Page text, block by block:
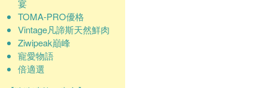
宴
TOMA-PRO優格
Vintage凡諦斯天然鮮肉
Ziwipeak巔峰
寵愛物語
倍適選